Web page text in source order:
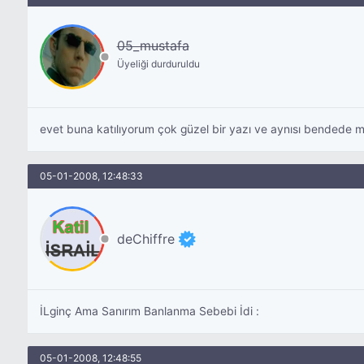
05_mustafa
Üyeliği durduruldu
evet buna katılıyorum çok güzel bir yazı ve aynısı bendede
05-01-2008, 12:48:33
deChiffre
İLginç Ama Sanırım Banlanma Sebebi İdi :
05-01-2008, 12:48:55